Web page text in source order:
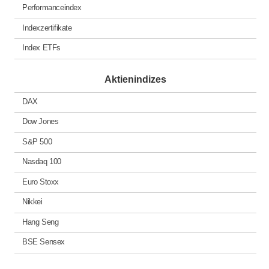
Performanceindex
Indexzertifikate
Index ETFs
Aktienindizes
DAX
Dow Jones
S&P 500
Nasdaq 100
Euro Stoxx
Nikkei
Hang Seng
BSE Sensex